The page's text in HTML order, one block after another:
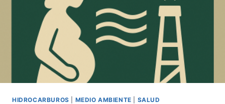
HIDROCARBUROS MEDIO AMBIENTE SALUD